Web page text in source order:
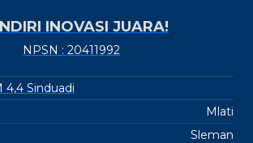
INOVASI JUARA!
NPSN : 20411992
4,4 Sinduadi
Mlati
Sleman